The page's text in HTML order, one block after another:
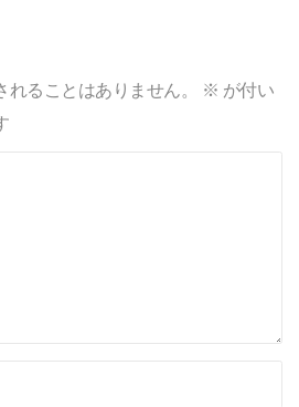
ることはありません。 ※ が付い